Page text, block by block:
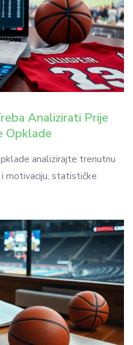
Analizirati Prije
Opklade
analizirajte trenutnu
motivaciju, statističke